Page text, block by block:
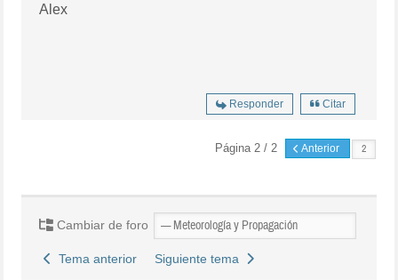
Alex
Responder Citar
Página 2 / 2 Anterior
Cambiar de foro
Tema anterior Siguiente tema